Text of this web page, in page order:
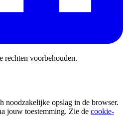
voorbehouden.
noodzakelijke opslag in de browser.
jouw toestemming. Zie de cookie-